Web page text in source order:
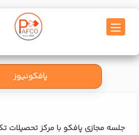
پافکونیوز
جلسه مجازی پافکو با مرکز تحصیلات